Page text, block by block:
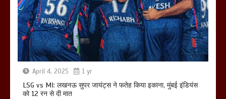
April 4, 2025 1 yr
LSG vs MI: लखनऊ सुपर जायंट्स ने फतेह किया इकाना, मुंबई इंडियंस
को 12 रन से दी मात